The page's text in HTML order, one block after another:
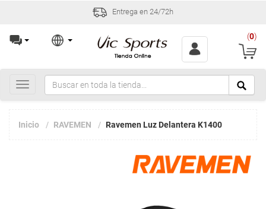
Entrega en 24/72h
(0)
Toggle
navigation
Inicio RAVEMEN Ravemen Luz Delantera K1400